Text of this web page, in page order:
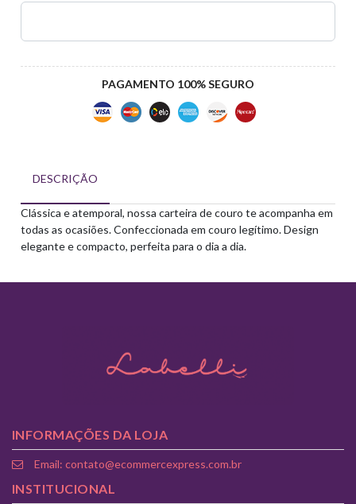
PAGAMENTO 100% SEGURO
DESCRIÇÃO
Clássica e atemporal, nossa carteira de couro te acompanha em
todas as ocasiões. Confeccionada em couro legítimo. Design
elegante e compacto, perfeita para o dia a dia.
INFORMAÇÕES DA LOJA
Email: contato@ecommercexpress.com.br
INSTITUCIONAL